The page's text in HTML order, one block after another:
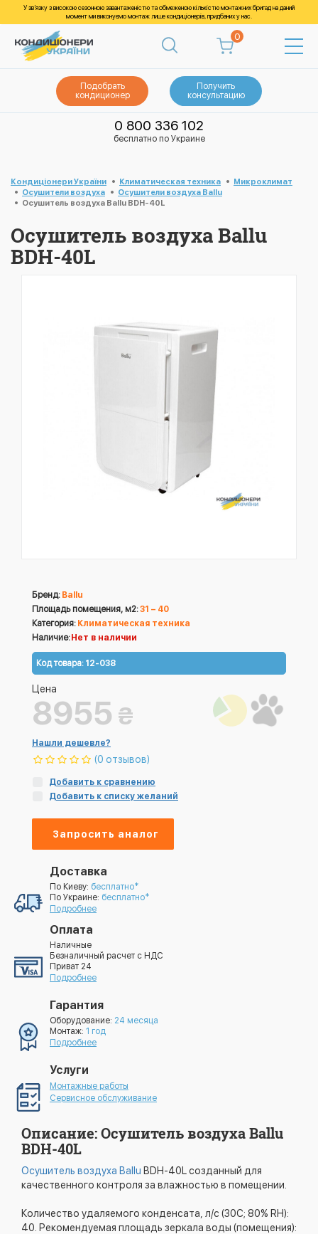
У зв’язку з високою сезонною завантаженістю та обмеженою кількістю монтажних бригад на даний
момент ми виконуємо монтаж лише кондиціонерів, придбаних у нас.
0
Подобрать
кондиционер
Получить
консультацию
0 800 336 102
бесплатно по Украине
Кондиціонери України Климатическая техника
Микроклимат
Осушители воздуха
Осушители воздуха Ballu
Осушитель воздуха Ballu BDH-40L
Осушитель воздуха Ballu
BDH-40L
Бренд: Ballu
Площадь помещения, м2:31 – 40
Категория: Климатическая техника
Наличие: Нет в наличии
Код товара: 12-038
Цена
8955 ₴
Нашли дешевле?
(0 отзывов)
Добавить к сравнению
Добавить к списку желаний
Запросить аналог
Доставка
По Киеву: бесплатно*
По Украине: бесплатно*
Подробнее
Оплата
Наличные
Безналичный расчет с НДС
Приват 24
Подробнее
Гарантия
Оборудование: 24 месяца
Монтаж: 1 год
Подробнее
Услуги
Монтажные работы
Сервисное обслуживание
Описание: Осушитель воздуха Ballu
BDH-40L
Осушитель воздуха Ballu BDH-40L созданный для
качественного контроля за влажностью в помещении.
Количество удаляемого конденсата, л/с (30С; 80% RH):
40. Рекомендуемая площадь зеркала воды (помещения):